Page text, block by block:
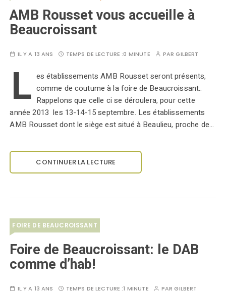
AMB Rousset vous accueille à
Beaucroissant
IL Y A 13 ANS TEMPS DE LECTURE :0 MINUTE PARGILBERT
L es établissements AMB Rousset seront présents,
comme de coutume à la foire de Beaucroissant..
Rappelons que celle ci se déroulera, pour cette
année 2013 les 13-14-15 septembre. Les établissements
AMB Rousset dont le siège est situé à Beaulieu, proche de…
CONTINUER LA LECTURE
FOIRE DE BEAUCROISSANT
Foire de Beaucroissant: le DAB
comme d’hab!
IL Y A 13 ANS TEMPS DE LECTURE :1 MINUTE PARGILBERT